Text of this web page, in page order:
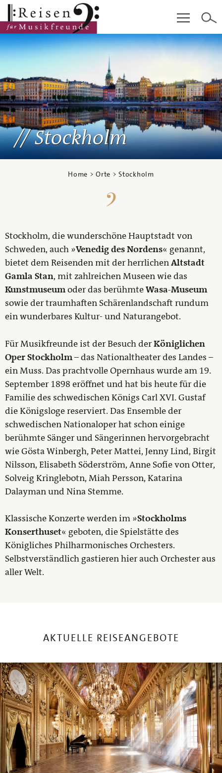
Hauptinhalt Fußzeile Cookie-Einstellungen
Stockholm
Home >Orte > Stockholm
Stockholm, die wunderschöne Hauptstadt von
Schweden, auch »Venedig des Nordens« genannt,
bietet dem Reisenden mit der herrlichenAltstadt
Gamla Stan, mit zahlreichen Museen wie das
Kunstmuseumoder das berühmteWasa-Museum
sowie der traumhaften Schärenlandschaft rundum
ein wunderbares Kultur- und Naturangebot.
Für Musikfreunde ist der Besuch derKöniglichen
Oper Stockholm– das Nationaltheater des Landes –
ein Muss. Das prachtvolle Opernhaus wurde am 19.
September 1898 eröffnet und hat bis heute für die
Familie des schwedischen Königs Carl XVI. Gustaf
die Königsloge reserviert. Das Ensemble der
schwedischen Nationaloper hat schon einige
berühmte Sänger und Sängerinnen hervorgebracht
wie Gösta Winbergh, Peter Mattei, Jenny Lind, Birgit
Nilsson, Elisabeth Söderström, Anne Sofie von Otter,
Solveig Kringlebotn, Miah Persson, Katarina
Dalayman und Nina Stemme.
Klassische Konzerte werden im »Stockholms
Konserthuset« geboten, die Spielstätte des
Königliches Philharmonisches Orchesters.
Selbstverständlich gastieren hier auch Orchester aus
aller Welt.
AKTUELLE REISEANGEBOTE